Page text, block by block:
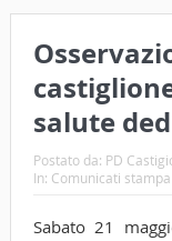
salute
Postato da: PD
In: Comunicati stampa
Sabato 21